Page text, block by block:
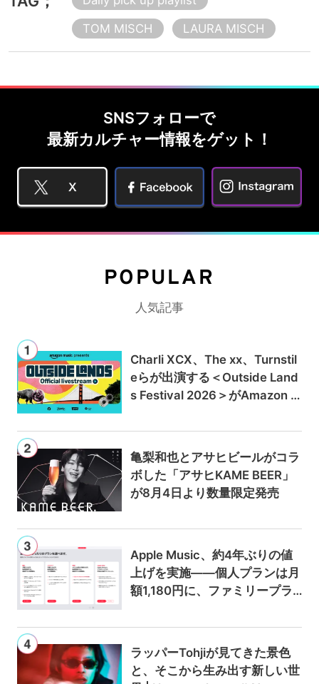
TOM MISCH
LAURA MISCH
SNSフォローで
最新カルチャー情報をゲット！
POPULAR
人気記事
Charli XCX、The xx、Turnstil
eらが出演する＜Outside Land
s Festival 2026＞がAmazon M
ブ配信
亀梨和也とアサヒビールがコラ
ボした「アサヒKAME BEER」
が8月4日より数量限定発売
Apple Music、約4年ぶりの値
上げを実施——個人プランは月
額1,180円に、ファミリープラ
ラッパーTohjiが見てきた景色
と、そこから生み出す新しい世